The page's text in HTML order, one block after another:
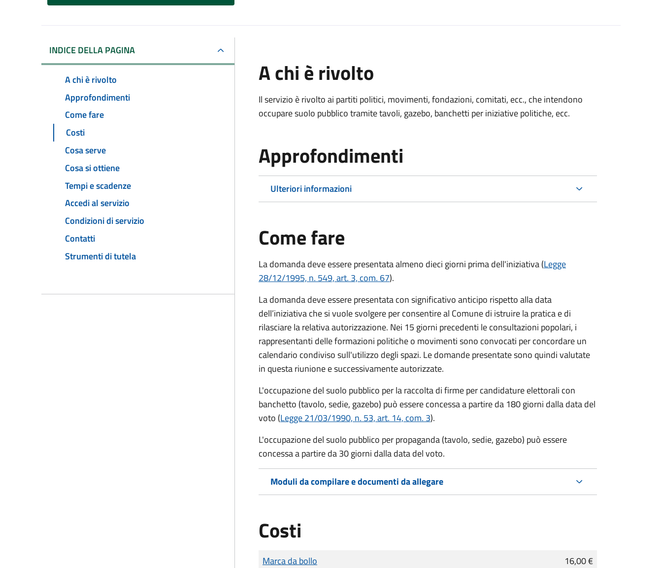
INDICE DELLA PAGINA
A chi è rivolto
Approfondimenti
Come fare
Costi
Cosa serve
Cosa si ottiene
Tempi e scadenze
Accedi al servizio
Condizioni di servizio
Contatti
Strumenti di tutela
A chi è rivolto
Il servizio è rivolto ai partiti politici, movimenti, fondazioni, comitati, ecc., che intendono
occupare suolo pubblico tramite tavoli, gazebo, banchetti per iniziative politiche, ecc.
Approfondimenti
Ulteriori informazioni
Come fare
La domanda deve essere presentataalmeno dieci giorni primadell'iniziativa (Legge
28/12/1995, n. 549, art. 3, com. 67).
La domanda deve essere presentata con significativo anticipo rispetto alla data
dell’iniziativa che si vuole svolgere per consentire al Comune di istruire la pratica e di
rilasciare la relativa autorizzazione. Nei 15 giorni precedenti le consultazioni popolari, i
rappresentanti delle formazioni politiche o movimenti sono convocati per concordare un
calendario condiviso sull'utilizzo degli spazi. Le domande presentate sono quindi valutate
in questa riunione e successivamente autorizzate.
L'occupazione del suolo pubblico per la raccolta di firme per candidature elettorali con
banchetto (tavolo, sedie, gazebo) può essere concessa a partire da 180 giorni dalla data del
voto (Legge 21/03/1990, n. 53, art. 14, com. 3).
L'occupazione del suolo pubblico per propaganda (tavolo, sedie, gazebo) può essere
concessa a partire da 30 giorni dalla data del voto.
Moduli da compilare e documenti da allegare
Costi
Tipo di pagamento
Importo
Marca da bollo
16,00 €